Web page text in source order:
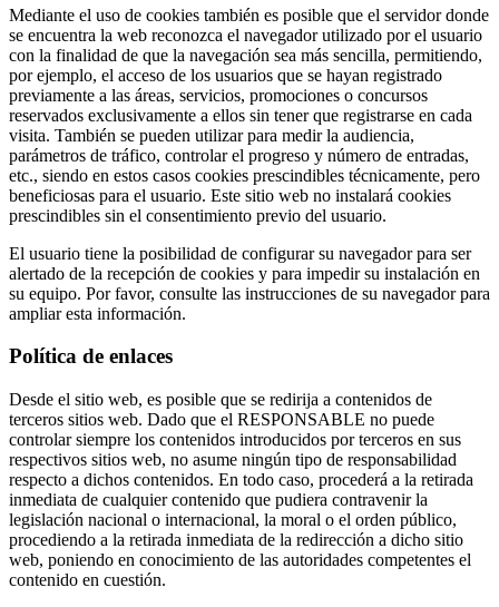
Mediante el uso de cookies también es posible que el servidor donde
se encuentra la web reconozca el navegador utilizado por el usuario
con la finalidad de que la navegación sea más sencilla, permitiendo,
por ejemplo, el acceso de los usuarios que se hayan registrado
previamente a las áreas, servicios, promociones o concursos
reservados exclusivamente a ellos sin tener que registrarse en cada
visita. También se pueden utilizar para medir la audiencia,
parámetros de tráfico, controlar el progreso y número de entradas,
etc., siendo en estos casos cookies prescindibles técnicamente, pero
beneficiosas para el usuario. Este sitio web no instalará cookies
prescindibles sin el consentimiento previo del usuario.
El usuario tiene la posibilidad de configurar su navegador para ser
alertado de la recepción de cookies y para impedir su instalación en
su equipo. Por favor, consulte las instrucciones de su navegador para
ampliar esta información.
Política de enlaces
Desde el sitio web, es posible que se redirija a contenidos de
terceros sitios web. Dado que el RESPONSABLE no puede
controlar siempre los contenidos introducidos por terceros en sus
respectivos sitios web, no asume ningún tipo de responsabilidad
respecto a dichos contenidos. En todo caso, procederá a la retirada
inmediata de cualquier contenido que pudiera contravenir la
legislación nacional o internacional, la moral o el orden público,
procediendo a la retirada inmediata de la redirección a dicho sitio
web, poniendo en conocimiento de las autoridades competentes el
contenido en cuestión.